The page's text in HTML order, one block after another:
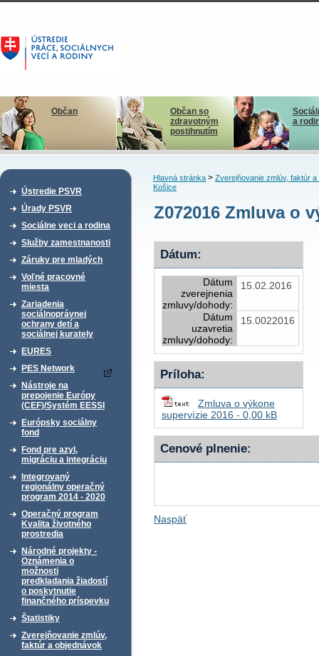
Občan
Občan so
zdravotným
postihnutím
a
Ústredie PSVR
Úrady PSVR
Sociálne veci a rodina
Služby zamestnanosti
Záruky pre mladých
Voľné pracovné
miesta
Zariadenia
sociálnoprávnej
ochrany detí a
sociálnej kurately
EURES
PES Network
Nástroje na
prepojenie Európy
(CEF)/Systém EESSI
Európsky sociálny
fond
Fond pre azyl,
migráciu a integráciu
Integrovaný
regionálny operačný
program 2014 - 2020
Operačný program
Kvalita životného
prostredia
Národné projekty -
Oznámenia o
možnosti
predkladania žiadostí
o poskytnutie
finančného príspevku
Štatistiky
Zverejňovanie zmlúv,
faktúr a objednávok
Hlavná stránka> Zverejňovanie zmlúv, faktúr a
Košice
Z072016 Zmluva o
Dátum:
Dátum
zverejnenia
zmluvy/dohody:
15.02.2016
Dátum
uzavretia
zmluvy/dohody:
15.0022016
Príloha:
Zmluva o výkone
supervízie 2016 - 0,00 kB
Cenové plnenie:
Naspäť